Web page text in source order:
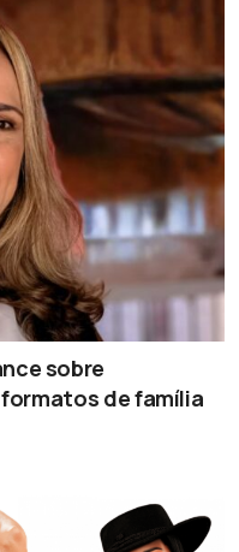
sobre
de família